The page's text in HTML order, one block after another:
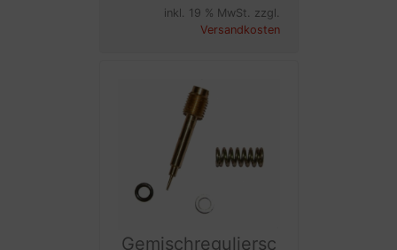
inkl. 19 % MwSt. zzgl.
Versandkosten
Gemischreguliersc